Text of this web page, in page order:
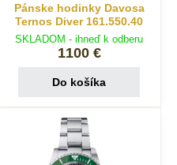
Pánske hodinky Davosa
Ternos Diver 161.550.40
SKLADOM - ihneď k odberu
1100 €
Do košíka